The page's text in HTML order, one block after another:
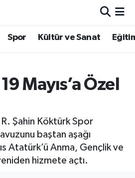
Spor Kültür ve Sanat
Mayıs’a Özel
Şahin Köktürk Spor
baştan aşağı
Atatürk’ü Anma, Gençlik ve
hizmete açtı.
ve Fikstür